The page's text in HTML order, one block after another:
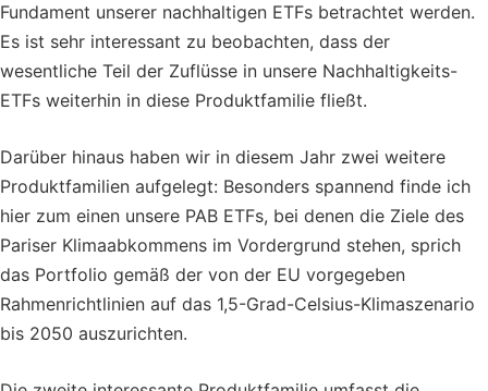
Fundament unserer nachhaltigen ETFs betrachtet werden.
Es ist sehr interessant zu beobachten, dass der
wesentliche Teil der Zuflüsse in unsere Nachhaltigkeits-
ETFs weiterhin in diese Produktfamilie fließt.
Darüber hinaus haben wir in diesem Jahr zwei weitere
Produktfamilien aufgelegt: Besonders spannend finde ich
hier zum einen unsere PAB ETFs, bei denen die Ziele des
Pariser Klimaabkommens im Vordergrund stehen, sprich
das Portfolio gemäß der von der EU vorgegeben
Rahmenrichtlinien auf das 1,5-Grad-Celsius-Klimaszenario
bis 2050 auszurichten.